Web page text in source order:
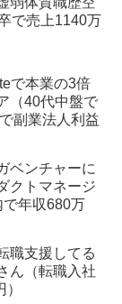
で売上1140万
で本業の3倍
（40代中盤で
副業法人利益
ベンチャーに
クトマネージ
で年収680万
職支援してる
ん（転職入社